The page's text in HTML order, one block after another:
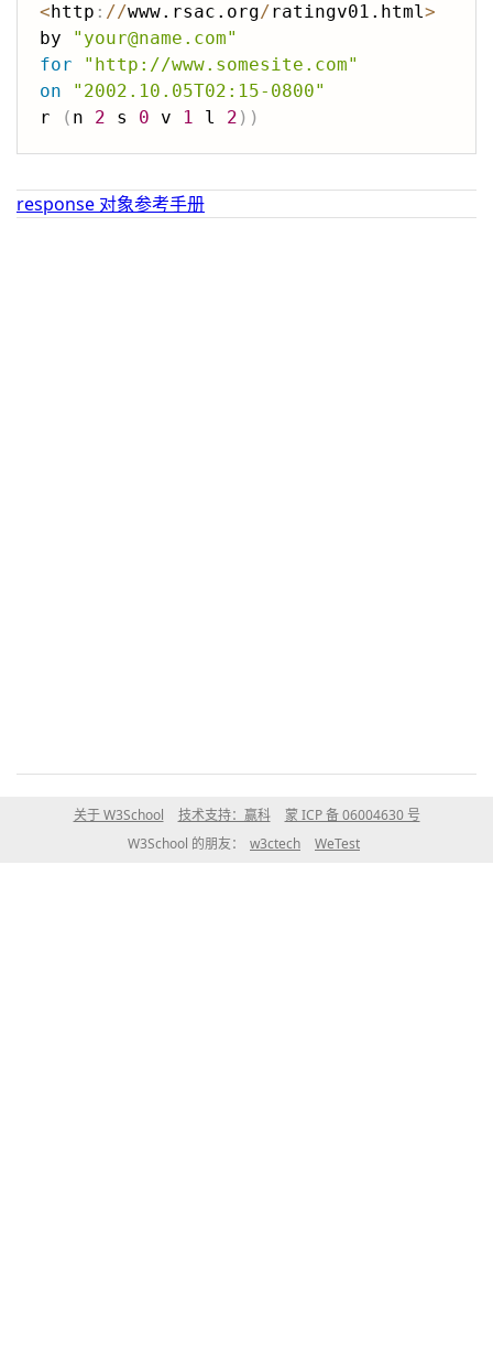
<http : //www.rsac.org/ratingv01.html>
by
"your@name.com"
for
"http://www.somesite.com"
on
"2002.10.05T02:15-0800"
r
( n 2 s 0 v 1 l 2 ) )
response 对象参考手册
关于 W3School 技术支持：赢科
蒙 ICP 备 06004630 号
W3School 的朋友：
w3ctech WeTest